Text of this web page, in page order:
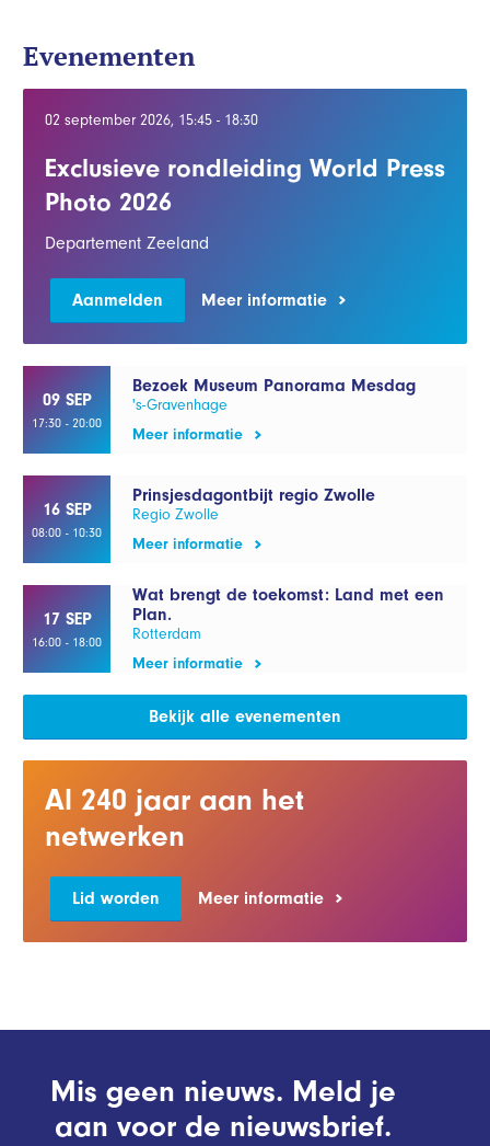
Evenementen
02 september 2026, 15:45 - 18:30
Exclusieve rondleiding World Press
Photo 2026
Departement Zeeland
Aanmelden Meer informatie
09 SEP
17:30 - 20:00
Bezoek Museum Panorama Mesdag
's-Gravenhage
Meer informatie
16 SEP
08:00 - 10:30
Prinsjesdagontbijt regio Zwolle
Regio Zwolle
Meer informatie
17 SEP
16:00 - 18:00
Wat brengt de toekomst: Land met een
Plan.
Rotterdam
Meer informatie
Bekijk alle evenementen
Al 240 jaar aan het
netwerken
Lid worden Meer informatie
Mis geen nieuws. Meld je
aan voor de nieuwsbrief.